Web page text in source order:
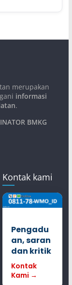
merupakan
informasi
.
BMKG
Kontak kami
Pengadu
an, saran
dan kritik
Kontak
Kami →